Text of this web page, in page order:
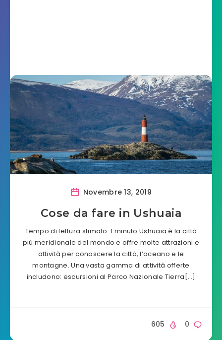
Novembre 13, 2019
Cose da fare in Ushuaia
Tempo di lettura stimato: 1 minuto Ushuaia è la città
più meridionale del mondo e offre molte attrazioni e
attività per conoscere la città, l’oceano e le
montagne. Una vasta gamma di attività offerte
includono: escursioni al Parco Nazionale Tierra[…]
0
605